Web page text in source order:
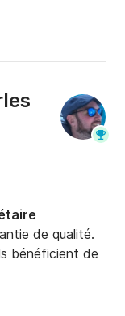
de qualité.
bénéficient de